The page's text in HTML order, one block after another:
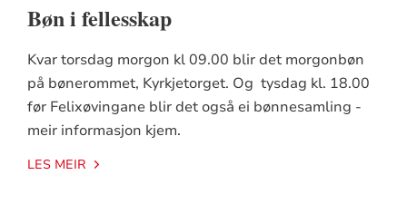
Bøn i fellesskap
Kvar torsdag morgon kl 09.00 blir det morgonbøn
på bønerommet, Kyrkjetorget. Og tysdag kl. 18.00
før Felixøvingane blir det også ei bønnesamling -
meir informasjon kjem.
LES MEIR